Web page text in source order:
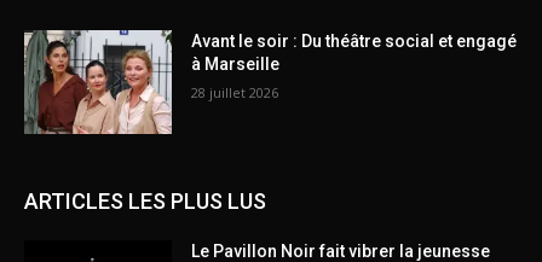
Avant le soir : Du théâtre social et engagé
à Marseille
28 juillet 2026
ARTICLES LES PLUS LUS
Le Pavillon Noir fait vibrer la jeunesse